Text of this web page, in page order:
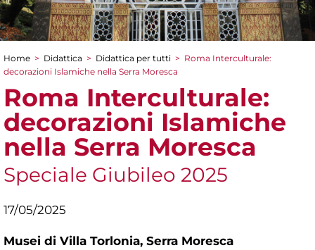
Tu sei qui
Home > Didattica > Didattica per tutti > Roma Interculturale:
decorazioni Islamiche nella Serra Moresca
Roma Interculturale:
decorazioni Islamiche
nella Serra Moresca
Speciale Giubileo 2025
17/05/2025
Musei di Villa Torlonia, Serra Moresca